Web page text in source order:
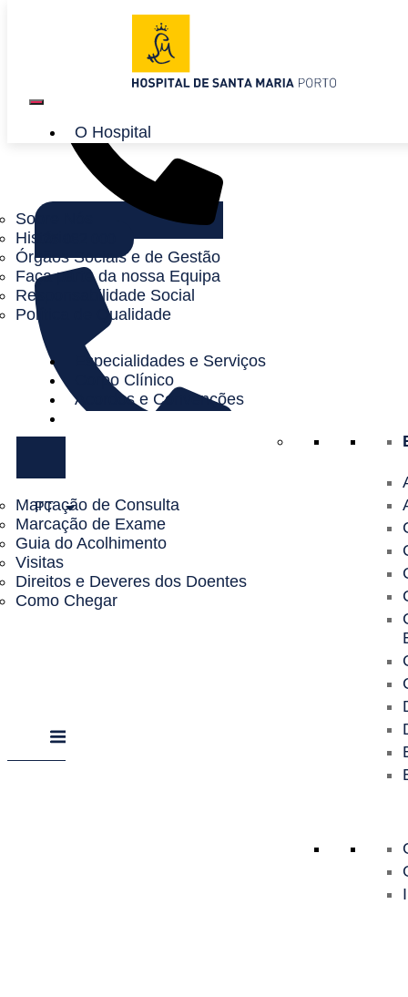
Saltar para o conteúdo
O Hospital
Sobre Nós
História
Órgãos Sociais e de Gestão
Faça parte da nossa Equipa
Responsabilidade Social
Política de Qualidade
Especialidades e Serviços
Corpo Clínico
Acordos e Convenções
Marcação de Consulta
Marcação de Exame
Guia do Acolhimento
Visitas
Direitos e Deveres dos Doentes
Como Chegar
PT